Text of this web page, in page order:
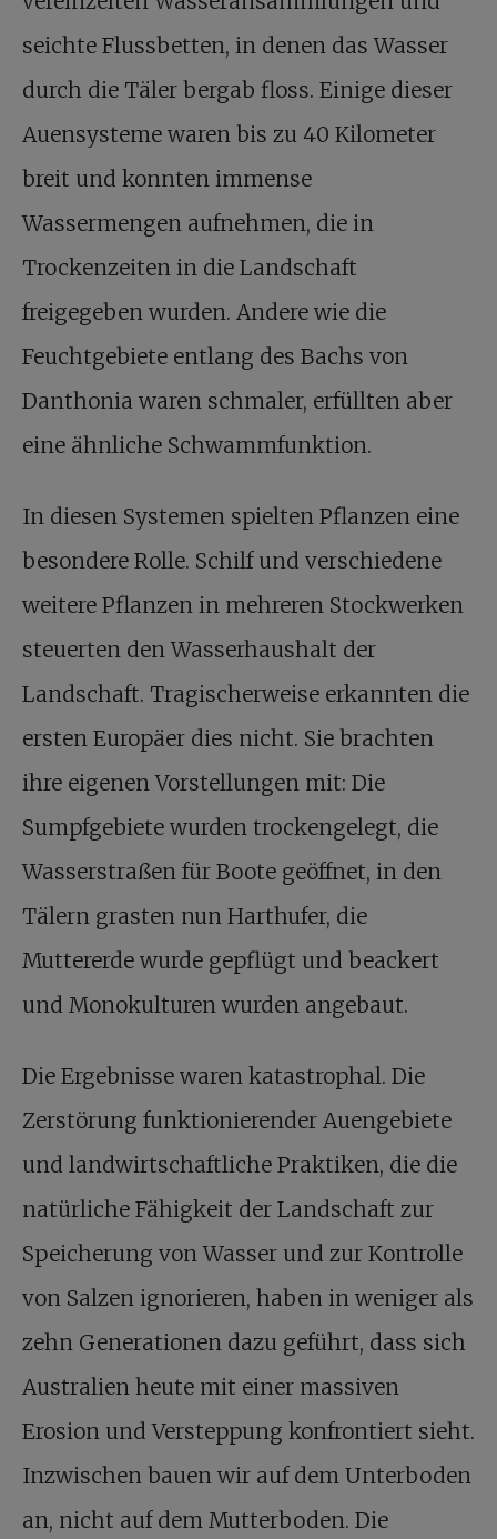
seichte Flussbetten, in denen das Wasser
durch die Täler bergab floss. Einige dieser
Auensysteme waren bis zu 40 Kilometer
breit und konnten immense
Wassermengen aufnehmen, die in
Trockenzeiten in die Landschaft
freigegeben wurden. Andere wie die
Feuchtgebiete entlang des Bachs von
Danthonia waren schmaler, erfüllten aber
eine ähnliche Schwammfunktion.
In diesen Systemen spielten Pflanzen eine
besondere Rolle. Schilf und verschiedene
weitere Pflanzen in mehreren Stockwerken
steuerten den Wasserhaushalt der
Landschaft. Tragischerweise erkannten die
ersten Europäer dies nicht. Sie brachten
ihre eigenen Vorstellungen mit: Die
Sumpfgebiete wurden trockengelegt, die
Wasserstraßen für Boote geöffnet, in den
Tälern grasten nun Harthufer, die
Muttererde wurde gepflügt und beackert
und Monokulturen wurden angebaut.
Die Ergebnisse waren katastrophal. Die
Zerstörung funktionierender Auengebiete
und landwirtschaftliche Praktiken, die die
natürliche Fähigkeit der Landschaft zur
Speicherung von Wasser und zur Kontrolle
von Salzen ignorieren, haben in weniger als
zehn Generationen dazu geführt, dass sich
Australien heute mit einer massiven
Erosion und Versteppung konfrontiert sieht.
Inzwischen bauen wir auf dem Unterboden
an, nicht auf dem Mutterboden. Die